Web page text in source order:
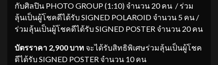
กับศิลปิน PHOTO GROUP (1:10) จำนวน 20 คน / ร่วม
ลุ้นเป็นผู้โชคดีได้รับ SIGNED POLAROID จำนวน 5 คน /
ร่วมลุ้นเป็นผู้โชคดีได้รับ SIGNED POSTER จำนวน 20 คน
บัตรราคา 2,900บาท จะได้รับสิทธิพิเศษร่วมลุ้นเป็นผู้โชค
ดีได้รับ SIGNED POSTER จำนวน 10 คน